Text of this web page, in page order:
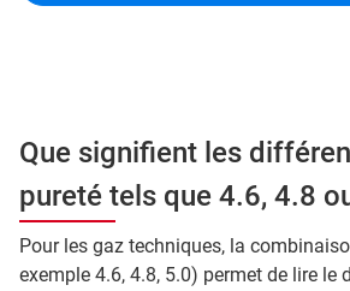
Que signifient les
pureté tels que 4.6, 4.8
Pour les gaz techniques, la
exemple 4.6, 4.8, 5.0) permet de lire le